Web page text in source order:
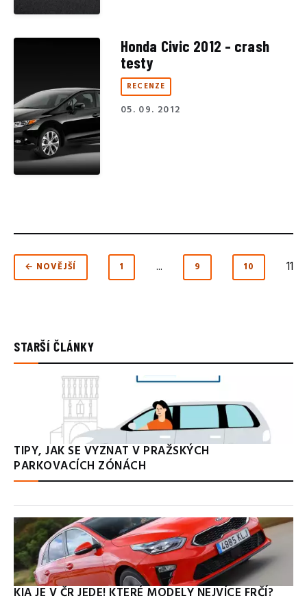
Honda Civic 2012 - crash
testy
RECENZE
05. 09. 2012
← NOVĚJŠÍ 1 ... 9 10 11
STARŠÍ ČLÁNKY
TIPY, JAK SE VYZNAT V PRAŽSKÝCH
PARKOVACÍCH ZÓNÁCH
KIA JE V ČR JEDE! KTERÉ MODELY NEJVÍCE FRČÍ?